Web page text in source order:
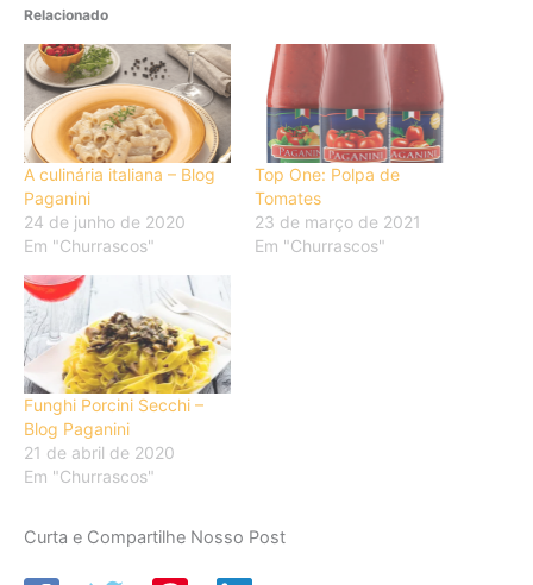
Relacionado
A culinária italiana – Blog
Paganini
24 de junho de 2020
Em "Churrascos"
Top One: Polpa de
Tomates
23 de março de 2021
Em "Churrascos"
Funghi Porcini Secchi –
Blog Paganini
21 de abril de 2020
Em "Churrascos"
Curta e Compartilhe Nosso Post